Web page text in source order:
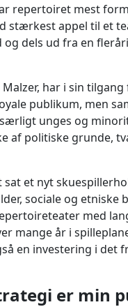
repertoiret mest
stærkest appel til et
dels ud fra en
har i sin
publikum, men
unges og
af politiske grunde,
et nyt
sociale og etniske
med
mange år i
en investering i det
er min